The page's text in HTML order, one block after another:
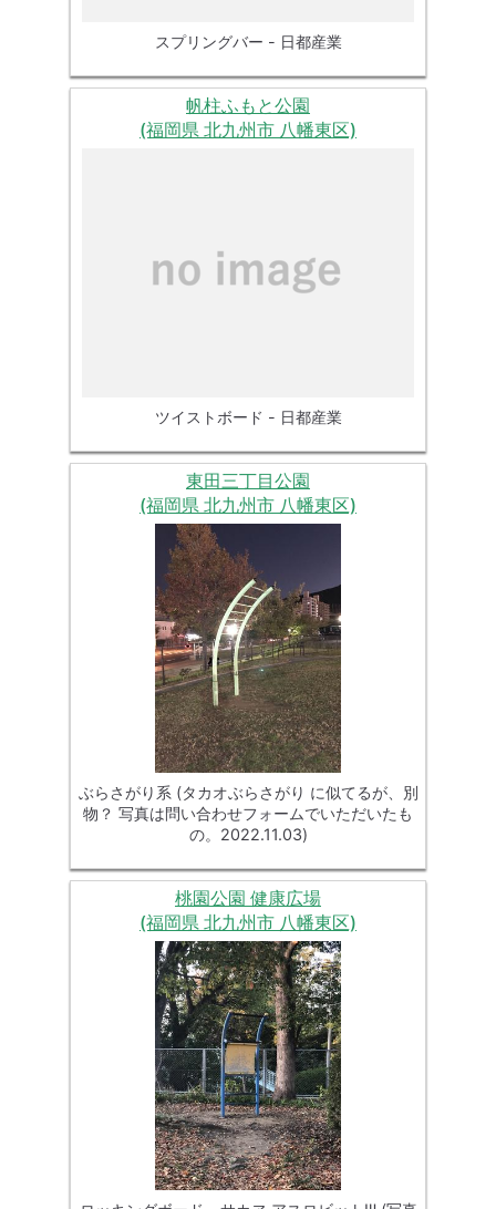
スプリングバー - 日都産業
帆柱ふもと公園
(福岡県 北九州市 八幡東区)
ツイストボード - 日都産業
東田三丁目公園
(福岡県 北九州市 八幡東区)
ぶらさがり系 (タカオぶらさがり に似てるが、別
物？ 写真は問い合わせフォームでいただいたも
の。2022.11.03)
桃園公園 健康広場
(福岡県 北九州市 八幡東区)